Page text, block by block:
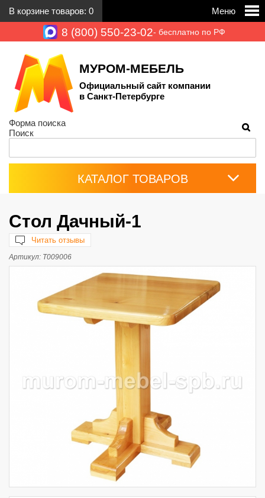
В корзине товаров: 0 Меню
8 (800) 550-23-02- бесплатно по РФ
МУРОМ-МЕБЕЛЬ
Официальный сайт компании
в Санкт-Петербурге
Форма поиска
Поиск
КАТАЛОГ ТОВАРОВ
Стол Дачный-1
Читать отзывы
Артикул: Т009006